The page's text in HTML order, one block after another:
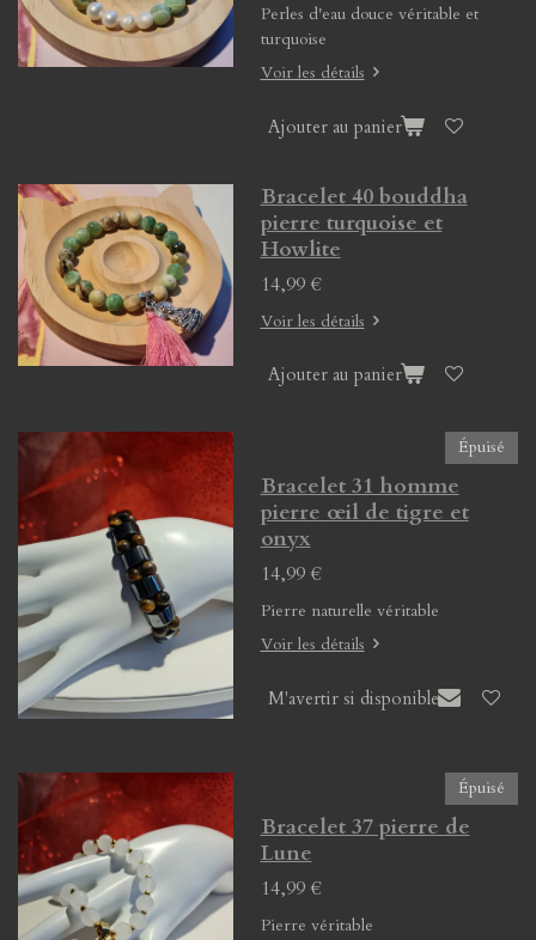
Perles d'eau douce véritable et
turquoise
Voir les détails
Ajouter au panier
Bracelet 40 bouddha
pierre turquoise et
Howlite
14,99 €
Voir les détails
Ajouter au panier
Épuisé
Bracelet 31 homme
pierre œil de tigre et
onyx
14,99 €
Pierre naturelle véritable
Voir les détails
M'avertir si disponible
Épuisé
Bracelet 37 pierre de
Lune
14,99 €
Pierre véritable